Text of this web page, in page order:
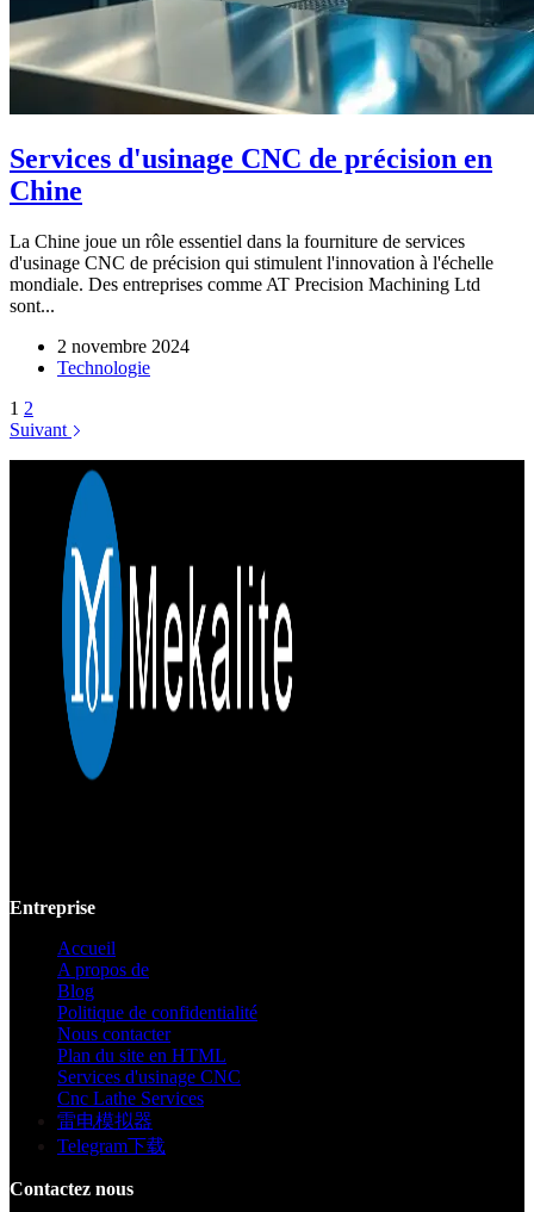
Services d'usinage CNC de précision en
Chine
La Chine joue un rôle essentiel dans la fourniture de services
d'usinage CNC de précision qui stimulent l'innovation à l'échelle
mondiale. Des entreprises comme AT Precision Machining Ltd
sont...
2 novembre 2024
Technologie
1 2
Suivant
Entreprise
Accueil
A propos de
Blog
Politique de confidentialité
Nous contacter
Plan du site en HTML
Services d'usinage CNC
Cnc Lathe Services
雷电模拟器
Telegram下载
Contactez nous